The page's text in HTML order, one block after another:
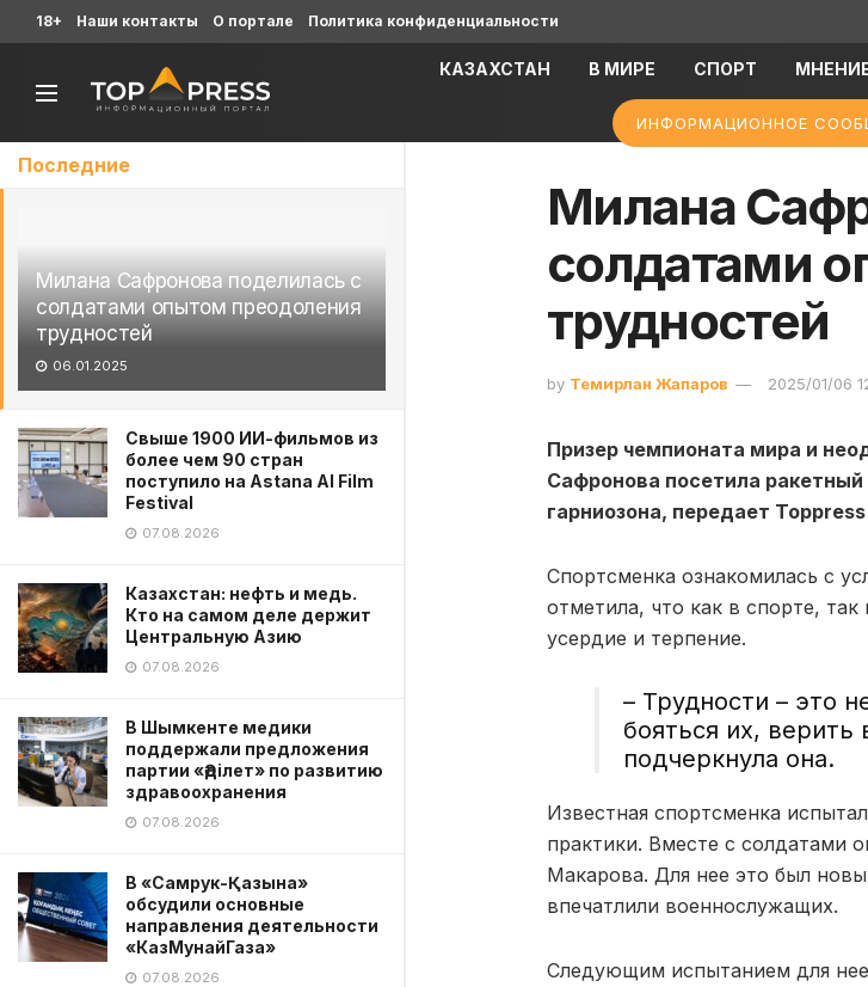
Последние
Милана Сафронова поделилась с
солдатами опытом преодоления
трудностей
06.01.2025
Свыше 1900 ИИ-фильмов из
более чем 90 стран
поступило на Astana AI Film
Festival
07.08.2026
Казахстан: нефть и медь.
Кто на самом деле держит
Центральную Азию
07.08.2026
В Шымкенте медики
поддержали предложения
партии «Әділет» по развитию
здравоохранения
07.08.2026
В «Самрук-Қазына»
обсудили основные
направления деятельности
«КазМунайГаза»
07.08.2026
18+ Наши контакты О портале Политика конфиденциальности
КАЗАХСТАН В МИРЕ СПОРТ
ИНФОРМАЦИОННОЕ
Милана
солдатами
трудностей
by Темирлан Жапаров 2025/01/06
Призер чемпионата мира и
Сафронова посетила
гарниозона, передает
Спортсменка ознакомилась с
отметила, что как в спорте,
усердие и терпение.
– Трудности – это
бояться их, верить
подчеркнула она.
Известная спортсменка
практики. Вместе с солдатами
Макарова. Для нее это был
впечатлили военнослужащих.
Следующим испытанием для